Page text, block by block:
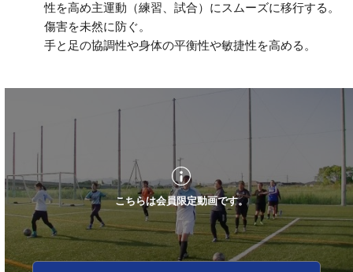
性を高め主運動（練習、試合）にスムーズに移行する。
傷害を未然に防ぐ。
手と足の協調性や身体の平衡性や敏捷性を高める。
こちらは会員限定動画です。